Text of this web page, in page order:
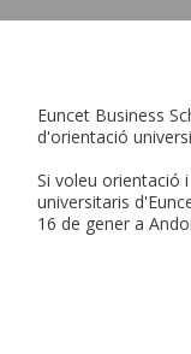
Euncet Business
d'orientació
Si voleu orientació
universitaris
16 de gener a